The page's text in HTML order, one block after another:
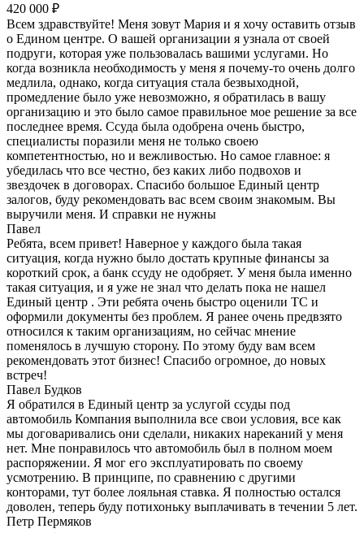
420 000 ₽
Всем здравствуйте! Меня зовут Мария и я хочу оставить отзыв
о Едином центре. О вашей организации я узнала от своей
подруги, которая уже пользовалась вашими услугами. Но
когда возникла необходимость у меня я почему-то очень долго
медлила, однако, когда ситуация стала безвыходной,
промедление было уже невозможно, я обратилась в вашу
организацию и это было самое правильное мое решение за все
последнее время. Ссуда была одобрена очень быстро,
специалисты поразили меня не только своею
компетентностью, но и вежливостью. Но самое главное: я
убедилась что все честно, без каких либо подвохов и
звездочек в договорах. Спасибо большое Единый центр
залогов, буду рекомендовать вас всем своим знакомым. Вы
выручили меня. И справки не нужны
Павел
Ребята, всем привет! Наверное у каждого была такая
ситуация, когда нужно было достать крупные финансы за
короткий срок, а банк ссуду не одобряет. У меня была именно
такая ситуация, и я уже не знал что делать пока не нашел
Единый центр . Эти ребята очень быстро оценили ТС и
оформили документы без проблем. Я ранее очень предвзято
относился к таким организациям, но сейчас мнение
поменялось в лучшую сторону. По этому буду вам всем
рекомендовать этот бизнес! Спасибо огромное, до новых
встреч!
Павел Будков
Я обратился в Единый центр за услугой ссуды под
автомобиль Компания выполнила все свои условия, все как
мы договаривались они сделали, никаких нареканий у меня
нет. Мне понравилось что автомобиль был в полном моем
распоряжении. Я мог его эксплуатировать по своему
усмотрению. В принципе, по сравнению с другими
конторами, тут более лояльная ставка. Я полностью остался
доволен, теперь буду потихоньку выплачивать в течении 5 лет.
Петр Пермяков